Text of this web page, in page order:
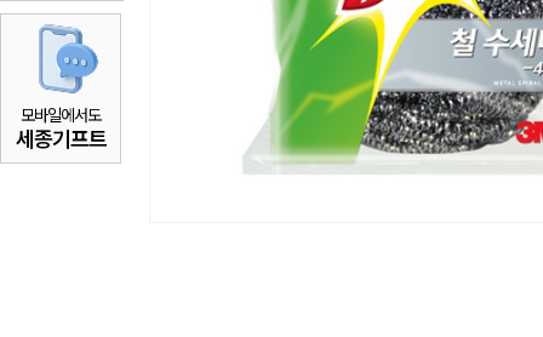
모바일에서도
세종기프트